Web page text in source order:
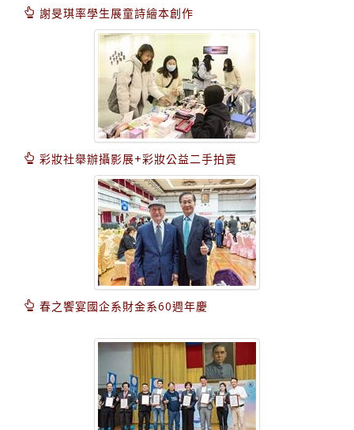
謝旻琪率學生展童詩繪本創作
彩妝社舉辦攝影展+彩妝公益二手拍賣
春之饗宴國企系財金系60週年慶